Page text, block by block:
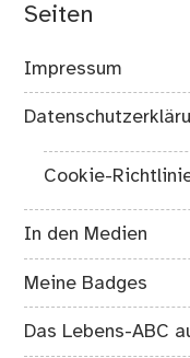
Seiten
Impressum
Cookie-
In den Medien
Meine Badges
Das Lebens-ABC